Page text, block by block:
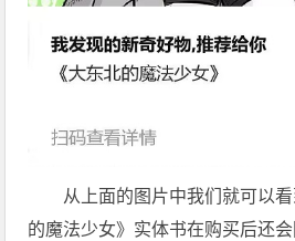
从上面的图片中我们就可以
的魔法少女》实体书在购买后还会